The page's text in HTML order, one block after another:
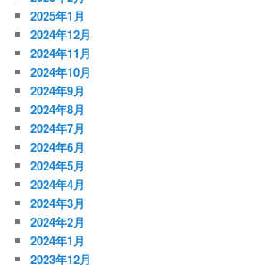
2025年1月
2024年12月
2024年11月
2024年10月
2024年9月
2024年8月
2024年7月
2024年6月
2024年5月
2024年4月
2024年3月
2024年2月
2024年1月
2023年12月